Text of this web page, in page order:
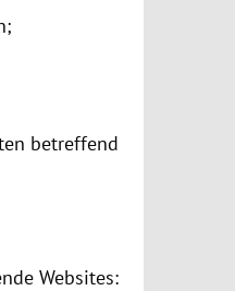
betreffend
Websites: